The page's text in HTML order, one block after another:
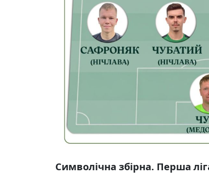
Символічна збірна. Перша